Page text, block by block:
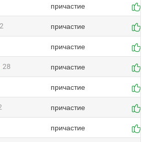
причастие
причастие
причастие
28 причастие
причастие
причастие
причастие